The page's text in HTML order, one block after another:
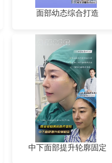
面部幼态综合打造
中下面部提升轮廓固定